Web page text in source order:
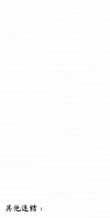
其他连结：